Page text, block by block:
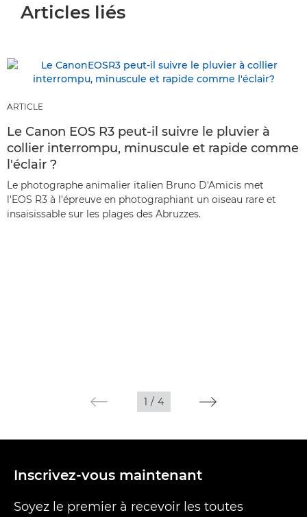
Articles liés
ARTICLE
Le Canon EOS R3 peut-il suivre le pluvier à
collier interrompu, minuscule et rapide comme
l'éclair ?
Le photographe animalier italien Bruno D'Amicis met
l'EOS R3 à l'épreuve en photographiant un oiseau rare et
insaisissable sur les plages des Abruzzes.
1 / 4
Inscrivez-vous maintenant
Soyez le premier à recevoir les toutes